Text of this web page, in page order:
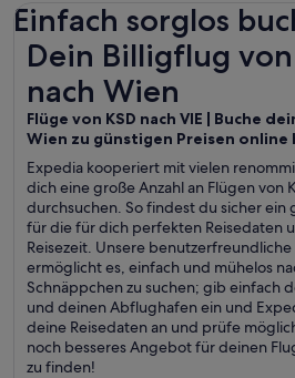
Einfach sorglos
Dein Billigflug
nach Wien
Flüge von KSD nach VIE | Buche
Wien zu günstigen Preisen online
Expedia kooperiert mit vielen
dich eine große Anzahl an Flügen von
durchsuchen. So findest du sicher
für die für dich perfekten Reisedaten
Reisezeit. Unsere
ermöglicht es, einfach und mühelos
Schnäppchen zu suchen; gib einfach
und deinen Abflughafen ein und
deine Reisedaten an und prüfe
noch besseres Angebot für deinen
zu finden!
Dein Billigflug von Karlstad nach